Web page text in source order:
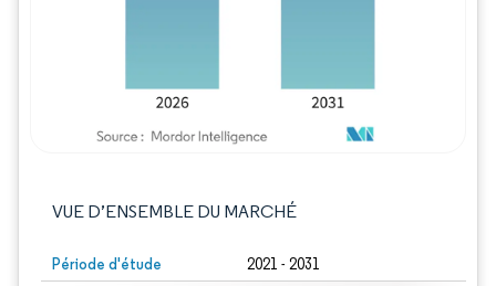
VUE D’ENSEMBLE DU MARCHÉ
Période d'étude 2021 - 2031